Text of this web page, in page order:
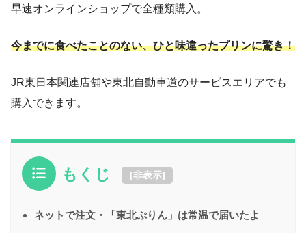
早速オンラインショップで全種類購入。
今までに食べたことのない、ひと味違ったプリンに驚き！
JR東日本関連店舗や東北自動車道のサービスエリアでも
購入できます。
もくじ [非表示]
ネットで注文・「東北ぷりん」は常温で届いたよ